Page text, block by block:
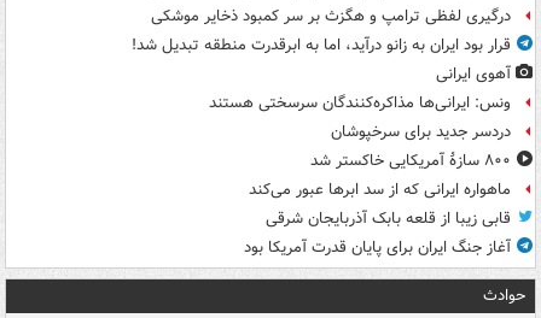
درگیری لفظی ترامپ و هگزث بر سر کمبود ذخایر موشکی
قرار بود ایران به زانو درآید، اما به ابرقدرت منطقه تبدیل شد!
آهوی ایرانی
ونس: ایرانی‌ها مذاکره‌کنندگان سرسختی هستند
دردسر جدید برای سرخپوشان
۸۰۰ سازۀ آمریکایی خاکستر شد
ماهواره ایرانی که از سد ابرها عبور می‌کند
قابی زیبا از قلعه بابک آذربایجان شرقی
آغاز جنگ ایران برای پایان قدرت آمریکا بود
حوادث